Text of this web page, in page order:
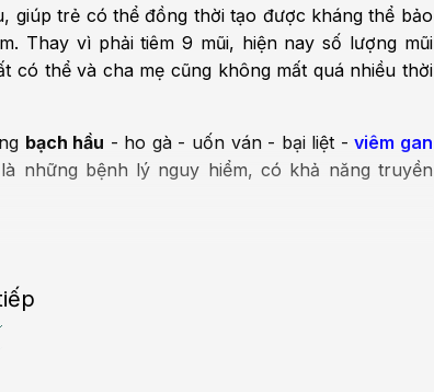
giúp trẻ có thể đồng thời tạo được kháng thể bảo
Thay vì phải tiêm 9 mũi, hiện nay số lượng mũi
có thể và cha mẹ cũng không mất quá nhiều thời
bạch hầu - ho gà - uốn ván - bại liệt -viêm gan
những bệnh lý nguy hiểm, có khả năng truyền
kinh, có thể gây ra biến chứng nghiêm trọng
bệnh bạch hầu chủ yếu liên quan đến hệ hô hấp